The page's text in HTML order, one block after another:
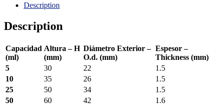
Description
Description
Capacidad
(ml)
Altura – H
(mm)
Diámetro Exterior –
O.d. (mm)
Espesor –
Thickness (mm)
5
30 22
1.5
10
35 26
1.5
25
50 34
1.5
50
60 42
1.6